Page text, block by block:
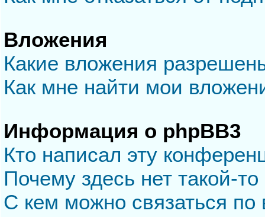
Вложения
Какие вложения
Как мне найти мои
Информация о phpBB3
Кто написал эту
Почему здесь нет такой-
С кем можно связаться по